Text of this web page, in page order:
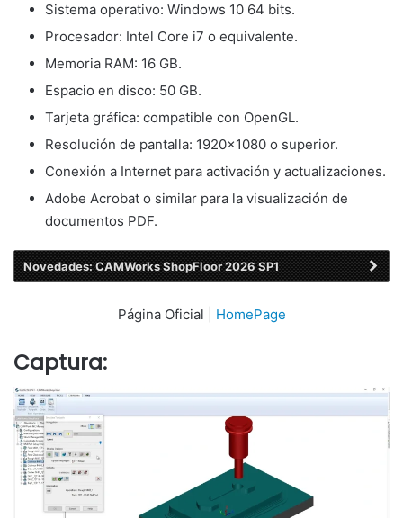
Sistema operativo: Windows 10 64 bits.
Procesador: Intel Core i7 o equivalente.
Memoria RAM: 16 GB.
Espacio en disco: 50 GB.
Tarjeta gráfica: compatible con OpenGL.
Resolución de pantalla: 1920×1080 o superior.
Conexión a Internet para activación y actualizaciones.
Adobe Acrobat o similar para la visualización de
documentos PDF.
Novedades: CAMWorks ShopFloor 2026 SP1
Página Oficial | HomePage
Captura: